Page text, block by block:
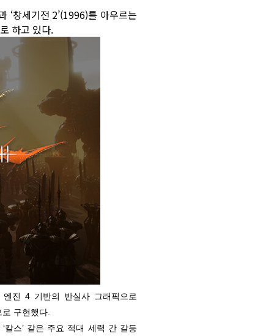
‘창세기전 2’(1996)를 아우르는
하고 있다.
진 4 기반의 반실사 그래픽으로
구현했다.
칼스’ 같은 주요 적대 세력 간 갈등